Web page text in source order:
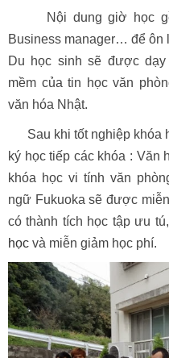
Nội dung giờ học
Business manager… để ôn
Du học sinh sẽ được
mềm của tin học văn
văn hóa Nhật.
Sau khi tốt nghiệp khóa
ký học tiếp các khóa : Văn
khóa học vi tính văn
ngữ Fukuoka sẽ được
có thành tích học tập ưu
học và miễn giảm học phí.